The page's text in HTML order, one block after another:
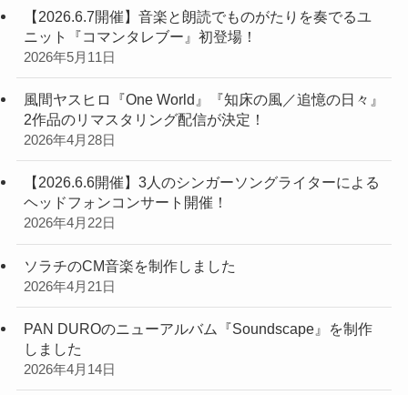
【2026.6.7開催】音楽と朗読でものがたりを奏でるユ
ニット『コマンタレブー』初登場！
2026年5月11日
風間ヤスヒロ『One World』『知床の風／追憶の日々』
2作品のリマスタリング配信が決定！
2026年4月28日
【2026.6.6開催】3人のシンガーソングライターによる
ヘッドフォンコンサート開催！
2026年4月22日
ソラチのCM音楽を制作しました
2026年4月21日
PAN DUROのニューアルバム『Soundscape』を制作
しました
2026年4月14日